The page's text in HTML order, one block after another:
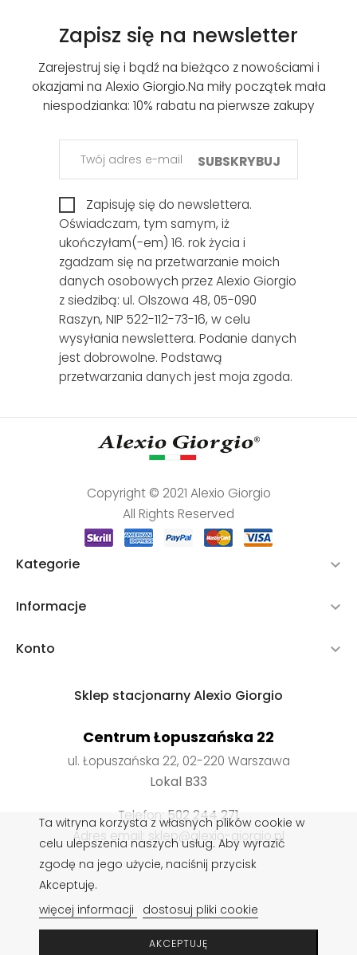
Zapisz się na newsletter
Zarejestruj się i bądź na bieżąco z nowościami i
okazjami na Alexio Giorgio.Na miły początek mała
niespodzianka: 10% rabatu na pierwsze zakupy
SUBSKRYBUJ
Zapisuję się do newslettera.
Oświadczam, tym samym, iż
ukończyłam(-em) 16. rok życia i
zgadzam się na przetwarzanie moich
danych osobowych przez Alexio Giorgio
z siedzibą: ul. Olszowa 48, 05-090
Raszyn, NIP 522-112-73-16, w celu
wysyłania newslettera. Podanie danych
jest dobrowolne. Podstawą
przetwarzania danych jest moja zgoda.
Copyright © 2021 Alexio Giorgio
All Rights Reserved
Kategorie 
Informacje 
Konto 
Sklep stacjonarny Alexio Giorgio
Centrum Łopuszańska 22
ul. Łopuszańska 22, 02-220 Warszawa
Lokal B33
Telefon: 502 244 271
Adres email: sklep@alexio-giorgio.pl
butów,Pasty do butów,Czyszczenie obuwia
Rzeczoznawca obuwia,Pielęgnacja obuwia
Ta witryna korzysta z własnych plików cookie w
celu ulepszenia naszych usług. Aby wyrazić
zgodę na jego użycie, naciśnij przycisk
Akceptuję.
więcej informacji
dostosuj pliki cookie
AKCEPTUJĘ